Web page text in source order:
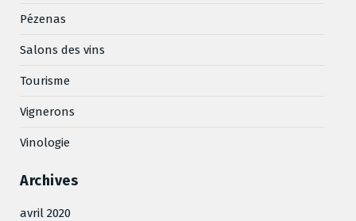
Pézenas
Salons des vins
Tourisme
Vignerons
Vinologie
Archives
avril 2020